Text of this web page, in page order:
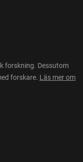
forskning. Dessutom
forskare. Läs mer om